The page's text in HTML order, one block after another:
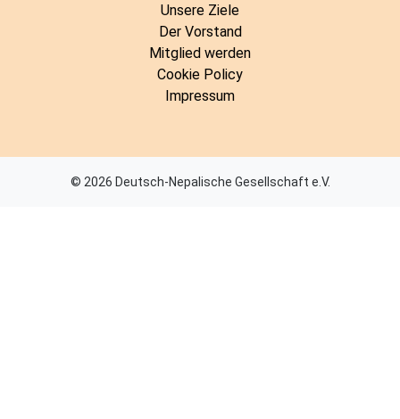
Unsere Ziele
Der Vorstand
Mitglied werden
Cookie Policy
Impressum
© 2026 Deutsch-Nepalische Gesellschaft e.V.